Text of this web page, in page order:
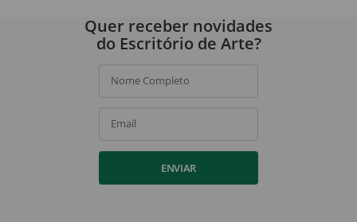
Quer receber novidades
do Escritório de Arte?
Nome Completo
Email
ENVIAR